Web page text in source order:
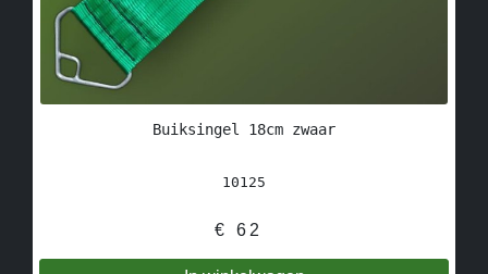
Buiksingel 18cm zwaar
10125
€ 62